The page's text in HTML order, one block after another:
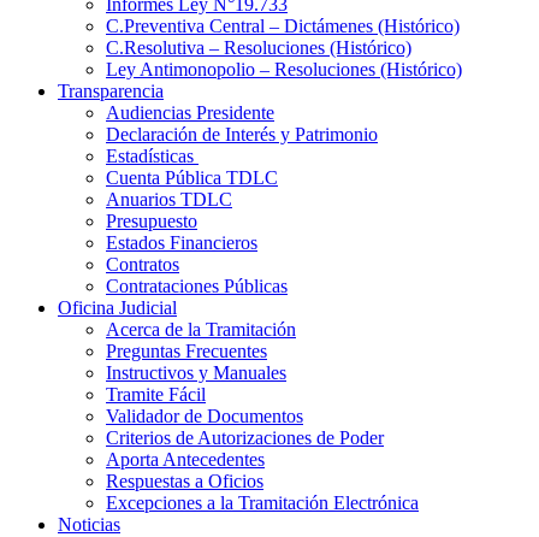
Informes Ley N°19.733
C.Preventiva Central – Dictámenes (Histórico)
C.Resolutiva – Resoluciones (Histórico)
Ley Antimonopolio – Resoluciones (Histórico)
Transparencia
Audiencias Presidente
Declaración de Interés y Patrimonio
Estadísticas
Cuenta Pública TDLC
Anuarios TDLC
Presupuesto
Estados Financieros
Contratos
Contrataciones Públicas
Oficina Judicial
Acerca de la Tramitación
Preguntas Frecuentes
Instructivos y Manuales
Tramite Fácil
Validador de Documentos
Criterios de Autorizaciones de Poder
Aporta Antecedentes
Respuestas a Oficios
Excepciones a la Tramitación Electrónica
Noticias